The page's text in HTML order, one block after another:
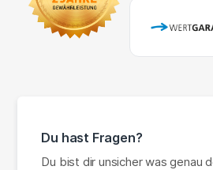
Du hast Fragen?
Du bist dir unsicher was genau